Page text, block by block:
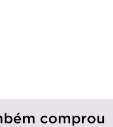
comprou